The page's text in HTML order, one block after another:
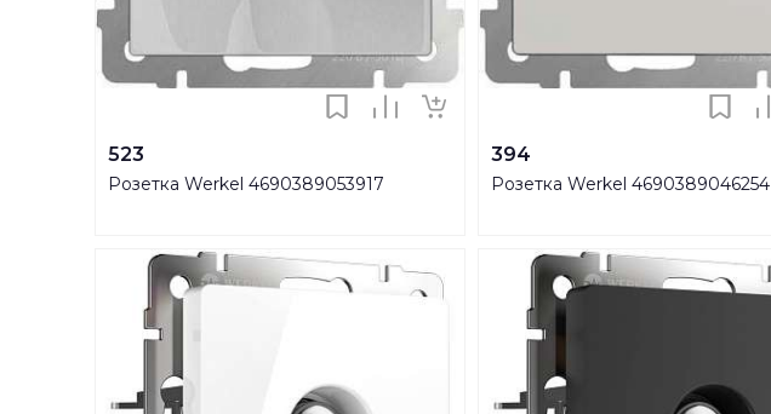
523
Розетка Werkel 4690389053917
394
Розетка Werkel 4690389046254